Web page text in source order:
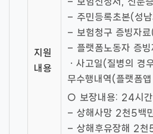
지원
내용
– 주민등록초본(성
– 보험청구 증빙자
– 플랫폼노동자 증빙
ㆍ사고일(질병의 경
무수행내역(플랫폼
○ 보장내용: 24시간
– 상해사망 2천5백
– 상해후유장해 2천